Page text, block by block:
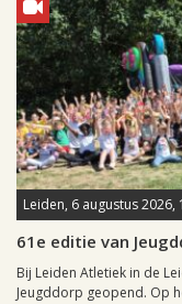
Leiden, 6 augustus 2026,
61e editie van
Bij Leiden Atletiek in de
Jeugddorp geopend. Op